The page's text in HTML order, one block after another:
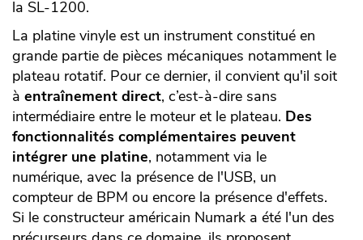
la SL-1200.
La platine vinyle est un instrument constitué en
grande partie de pièces mécaniques notamment le
plateau rotatif. Pour ce dernier, il convient qu'il soit
à entraînement direct, c’est-à-dire sans
intermédiaire entre le moteur et le plateau. Des
fonctionnalités complémentaires peuvent
intégrer une platine, notamment via le
numérique, avec la présence de l'USB, un
compteur de BPM ou encore la présence d'effets.
Si le constructeur américain Numark a été l'un des